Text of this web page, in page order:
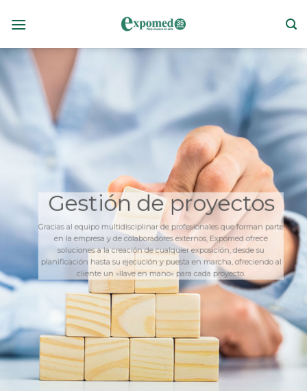
Gestión de proyectos
Gracias al equipo multidisciplinar de profesionales que forman parte
en la empresa y de colaboradores externos, Expomed ofrece
soluciones a la creación de cualquier exposición, desde su
planificación hasta su ejecución y puesta en marcha, ofreciendo al
cliente un «llave en mano» para cada proyecto.